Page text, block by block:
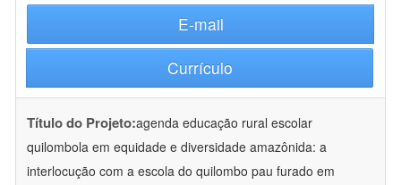
E-mail
Currículo
Título do Projeto:agenda educação rural escolar
quilombola em equidade e diversidade amazônida: a
interlocução com a escola do quilombo pau furado em